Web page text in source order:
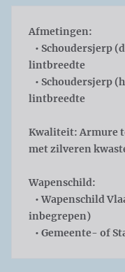
Afmetingen:
• Schoudersjerp
lintbreedte
• Schoudersjerp
lintbreedte
Kwaliteit:Armure
met zilveren
Wapenschild:
• Wapenschild
inbegrepen)
• Gemeente- of